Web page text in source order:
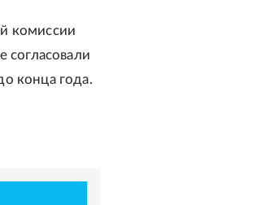
комиссии
согласовали
конца года.